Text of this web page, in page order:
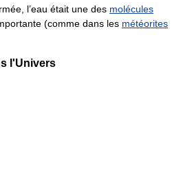
l’eau était une des molécules
(comme dans les météorites
l'Univers